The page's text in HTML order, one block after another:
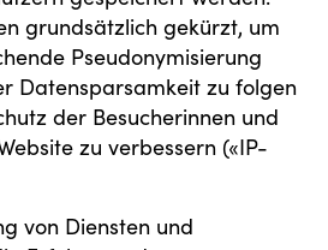
grundsätzlich gekürzt, um
Pseudonymisierung
Datensparsamkeit zu folgen
der Besucherinnen und
zu verbessern («IP-
von Diensten und